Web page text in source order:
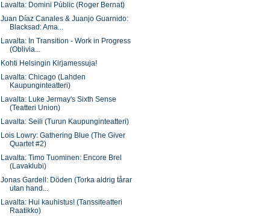
Lavalta: Domini Públic (Roger Bernat)
Juan Díaz Canales & Juanjo Guarnido:
Blacksad: Ama...
Lavalta: In Transition - Work in Progress
(Oblivia...
Kohti Helsingin Kirjamessuja!
Lavalta: Chicago (Lahden
Kaupunginteatteri)
Lavalta: Luke Jermay's Sixth Sense
(Teatteri Union)
Lavalta: Seili (Turun Kaupunginteatteri)
Lois Lowry: Gathering Blue (The Giver
Quartet #2)
Lavalta: Timo Tuominen: Encore Brel
(Lavaklubi)
Jonas Gardell: Döden (Torka aldrig tårar
utan hand...
Lavalta: Hui kauhistus! (Tanssiteatteri
Raatikko)